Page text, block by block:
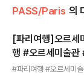
PASS/Paris 의
[파리여행]오르세
행 #오르세미술관
리입장권 #오르세
#파리여행 #오르세미